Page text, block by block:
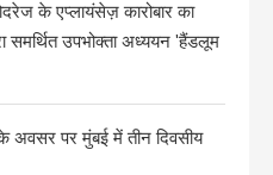
के एप्लायंसेज़ कारोबार का
समर्थित उपभोक्ता अध्ययन 'हैंडलूम
के अवसर पर मुंबई में तीन दिवसीय